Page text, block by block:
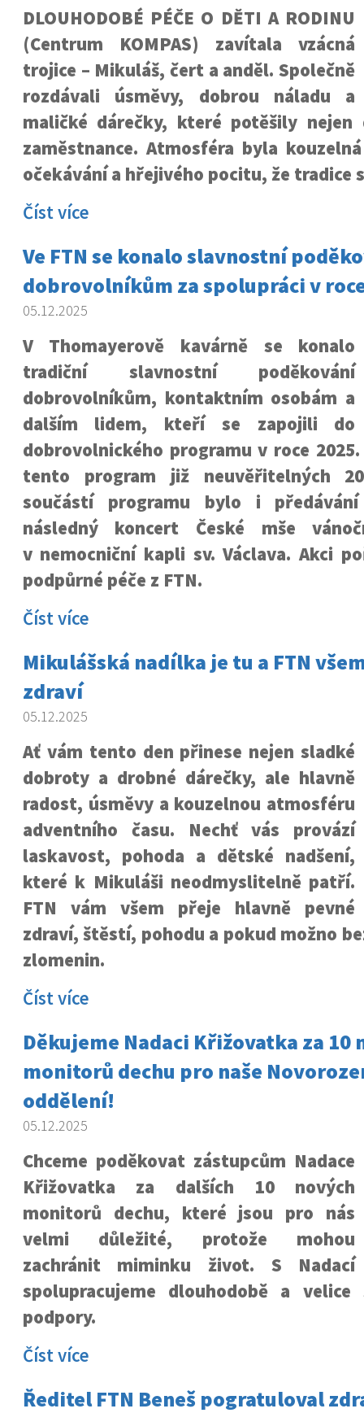
DLOUHODOBÉ PÉČE O DĚTI A RODINU
(Centrum KOMPAS) zavítala vzácná
trojice – Mikuláš, čert a anděl. Společně
rozdávali úsměvy, dobrou náladu a
maličké dárečky, které potěšily
zaměstnance. Atmosféra byla
očekávání a hřejivého pocitu, že tradice
Číst více
Ve FTN se konalo slavnostní
dobrovolníkům za spolupráci v
05.12.2025
V Thomayerově kavárně se konalo
tradiční slavnostní poděkování
dobrovolníkům, kontaktním osobám a
dalším lidem, kteří se zapojili do
dobrovolnického programu v roce
tento program již neuvěřitelných
součástí programu bylo i
následný koncert České mše
v nemocniční kapli sv. Václava. Akci
podpůrné péče z FTN.
Číst více
Mikulášská nadílka je tu a FTN
zdraví
05.12.2025
Ať vám tento den přinese nejen sladké
dobroty a drobné dárečky, ale hlavně
radost, úsměvy a kouzelnou atmosféru
adventního času. Nechť vás provází
laskavost, pohoda a dětské nadšení,
které k Mikuláši neodmyslitelně patří.
FTN vám všem přeje hlavně pevné
zdraví, štěstí, pohodu a pokud možno
zlomenin.
Číst více
Děkujeme Nadaci Křižovatka za 10
monitorů dechu pro naše
oddělení!
05.12.2025
Chceme poděkovat zástupcům Nadace
Křižovatka za dalších 10 nových
monitorů dechu, které jsou pro nás
velmi důležité, protože mohou
zachránit miminku život. S Nadací
spolupracujeme dlouhodobě a
podpory.
Číst více
Ředitel FTN Beneš pogratuloval